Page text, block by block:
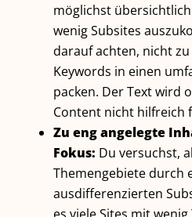
möglichst
wenig Subsites
darauf achten, nicht
Keywords in einen
packen. Der Text wird
Content nicht hilfreich
Zu eng angelegte
Fokus: Du versuchst,
Themengebiete durch
ausdifferenzierten